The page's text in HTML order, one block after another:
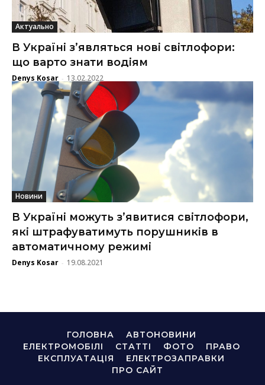
Актуально
В Україні з’являться нові світлофори:
що варто знати водіям
Denys Kosar - 13.02.2022
Новини
В Україні можуть з’явитися світлофори,
які штрафуватимуть порушників в
автоматичному режимі
Denys Kosar - 19.08.2021
ГОЛОВНА
АВТОНОВИНИ
ЕЛЕКТРОМОБІЛІ
СТАТТІ ФОТО
ПРАВО
ЕКСПЛУАТАЦІЯ
ЕЛЕКТРОЗАПРАВКИ
ПРО САЙТ